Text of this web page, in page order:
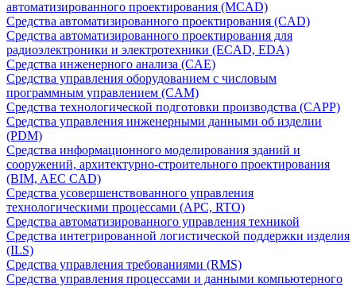
автоматизированного проектирования (MCAD)
Средства автоматизированного проектирования (CAD)
Средства автоматизированного проектирования для
радиоэлектроники и электротехники (ECAD, EDA)
Средства инженерного анализа (CAE)
Средства управления оборудованием с числовым
программным управлением (CAM)
Средства технологической подготовки производства (CAPP)
Средства управления инженерными данными об изделии
(PDM)
Средства информационного моделирования зданий и
сооружений, архитектурно-строительного проектирования
(BIM, AEC CAD)
Средства усовершенствованного управления
технологическими процессами (APC, RTO)
Средства автоматизированного управления техникой
Средства интегрированной логистической поддержки изделия
(ILS)
Средства управления требованиями (RMS)
Средства управления процессами и данными компьютерного